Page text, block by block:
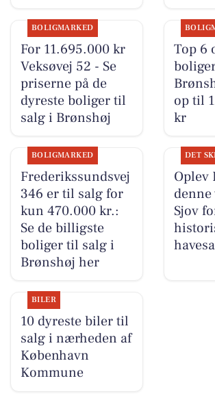
BOLIGMARKED
For 11.695.000 kr
Veksøvej 52 - Se
priserne på de
dyreste boliger til
salg i Brønshøj
Top 6
op til
kr
BOLIGMARKED
Frederikssundsvej
346 er til salg for
kun 470.000 kr.:
Se de billigste
boliger til salg i
Brønshøj her
DET
Oplev
denne
Sjov
BILER
10 dyreste biler til
salg i nærheden af
København
Kommune